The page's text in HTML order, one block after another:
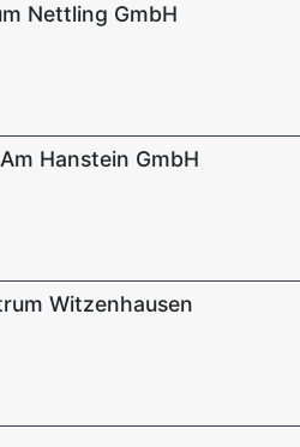
Nettling GmbH
Hanstein GmbH
Witzenhausen